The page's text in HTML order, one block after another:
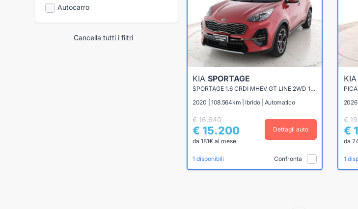
Autocarro
Cancella tutti i filtri
KIA SPORTAGE
SPORTAGE 1.6 CRDI MHEV GT LINE 2WD 136CV DCT7
2020 | 108.564km | Ibrido | Automatico
€ 16.640
€ 15.200
da 181€ al mese
Dettagli auto
1 disponibili Confronta
KIA
€
€
da
1